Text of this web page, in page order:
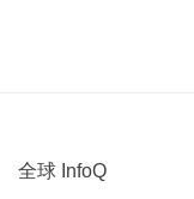
全球 InfoQ